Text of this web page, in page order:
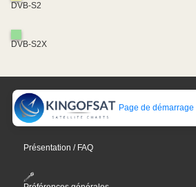
DVB-S2
DVB-S2X
Page de démarrage
Présentation / FAQ